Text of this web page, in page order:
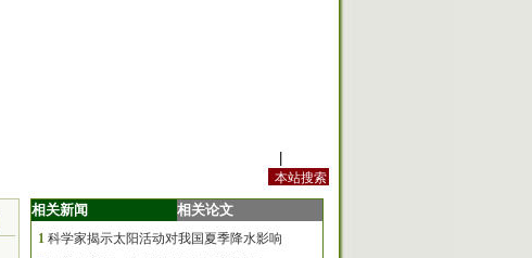
相关新闻 相关论文
1 科学家揭示太阳活动对我国夏季降水影响